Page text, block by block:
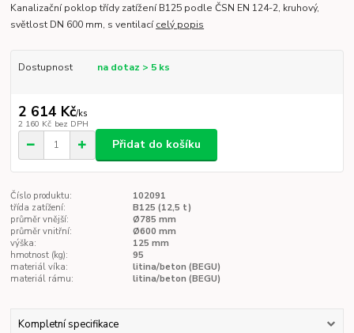
Kanalizační poklop třídy zatížení B125 podle ČSN EN 124-2, kruhový,
světlost DN 600 mm, s ventilacícelý popis
Dostupnost na dotaz > 5 ks
2 614 Kč/ks
2 160 Kč bez DPH
Přidat do košíku
Číslo produktu:
102091
třída zatížení:
B125 (12,5 t)
průměr vnější:
Ø785 mm
průměr vnitřní:
Ø600 mm
výška:
125 mm
hmotnost (kg):
95
materiál víka:
litina/beton (BEGU)
materiál rámu:
litina/beton (BEGU)
Kompletní specifikace